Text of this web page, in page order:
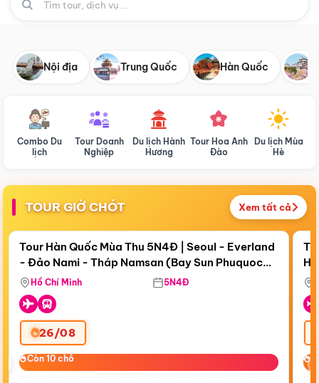
Nội địa Trung Quốc Hàn Quốc
Combo Du
lịch
Tour Doanh
Nghiệp
Du lịch Hành
Hương
Tour Hoa Anh
Đào
Du lịch Mùa
Hè
TOUR GIỜ CHÓT Xem tất cả
Còn18 ngày 01:42:34
Bay Sun Phuquoc Airways
Điểm nổi bật
Tour Hàn Quốc Mùa Thu 5N4Đ | Seoul - Everland
- Đảo Nami - Tháp Namsan (Bay Sun Phuquoc
Airways)
Hồ Chí Minh 5N4Đ
26/08
Còn 10 chỗ
Còn 10 chỗ